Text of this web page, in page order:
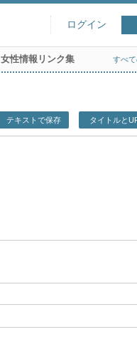
ログイン
女性情報リンク集 すべ
テキストで保存 タイトルと